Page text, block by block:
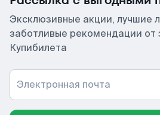
Эксклюзивные акции, лучшие
заботливые рекомендации от
Купибилета
Электронная почта